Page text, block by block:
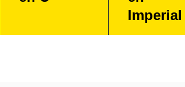
Imperial